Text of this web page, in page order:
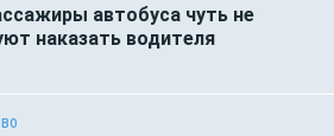
автобуса чуть не
наказать водителя